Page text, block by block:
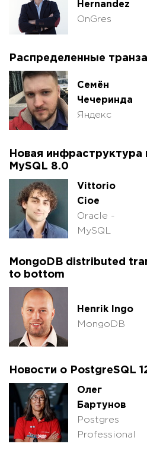
Hernandez
OnGres
Распределенные
Семён
Чечеринда
Яндекс
Новая инфраструктура
MySQL 8.0
Vittorio
Cioe
Oracle -
MySQL
MongoDB distributed
to bottom
Henrik Ingo
MongoDB
Hовости о PostgreSQL
Олег
Бартунов
Postgres
Professional